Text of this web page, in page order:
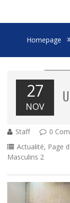
Homepage
27
NOV
Staff
0
Actualité, Page
Masculins 2